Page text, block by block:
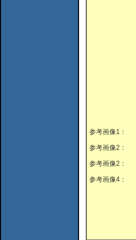
参考画像1：
参考画像2：
参考画像2：
参考画像4：